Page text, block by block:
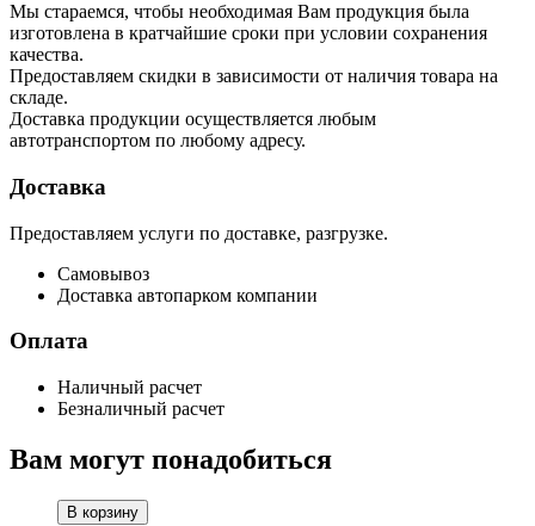
Мы стараемся, чтобы необходимая Вам продукция была
изготовлена в кратчайшие сроки при условии сохранения
качества.
Предоставляем скидки в зависимости от наличия товара на
складе.
Доставка продукции осуществляется любым
автотранспортом по любому адресу.
Доставка
Предоставляем услуги по доставке, разгрузке.
Самовывоз
Доставка автопарком компании
Оплата
Наличный расчет
Безналичный расчет
Вам могут понадобиться
В корзину